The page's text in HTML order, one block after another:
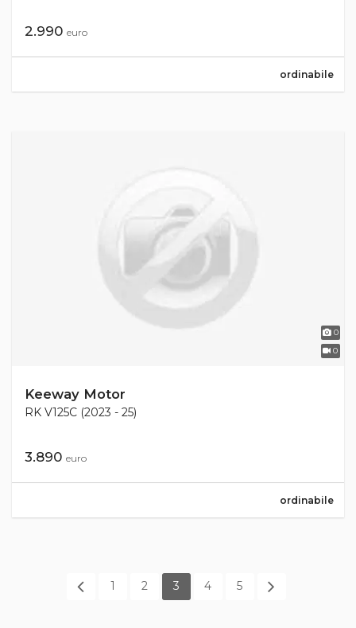
2.990 euro
ordinabile
0
0
Keeway Motor
RK V125C (2023 - 25)
3.890 euro
ordinabile
1 2 3 4 5